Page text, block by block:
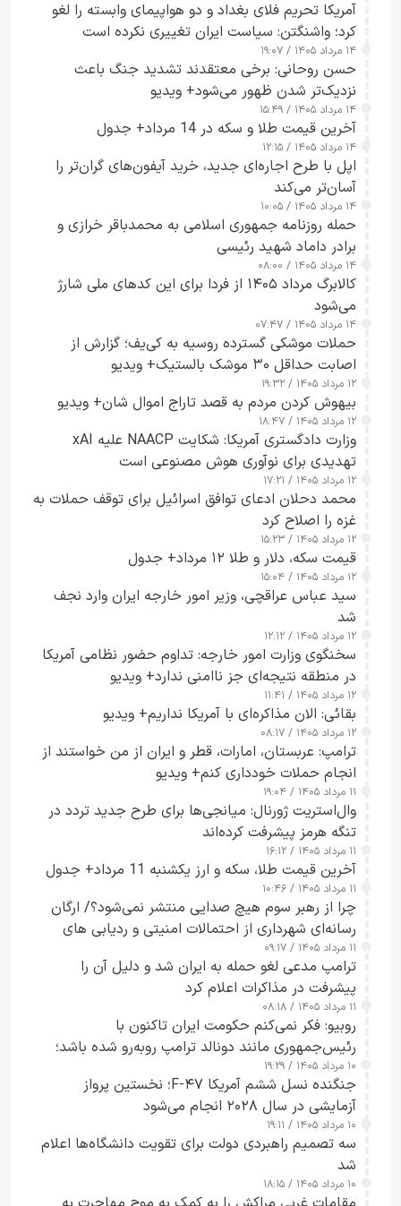
آمریکا تحریم فلای بغداد و دو هواپیمای وابسته را لغو
کرد؛ واشنگتن: سیاست ایران تغییری نکرده است
۱۴ مرداد ۱۴۰۵ / ۱۹:۰۷
حسن روحانی: برخی معتقدند تشدید جنگ باعث
نزدیک‌تر شدن ظهور می‌شود+ ویدیو
۱۴ مرداد ۱۴۰۵ / ۱۵:۴۹
آخرین قیمت طلا و سکه در 14 مرداد+ جدول
۱۴ مرداد ۱۴۰۵ / ۱۲:۱۵
اپل با طرح اجاره‌ای جدید، خرید آیفون‌های گران‌تر را
آسان‌تر می‌کند
۱۴ مرداد ۱۴۰۵ / ۱۰:۰۵
حمله روزنامه جمهوری اسلامی به محمدباقر خرازی و
برادر داماد شهید رئیسی
۱۴ مرداد ۱۴۰۵ / ۰۸:۰۰
کالابرگ مرداد ۱۴۰۵ از فردا برای این کدهای ملی شارژ
می‌شود
۱۴ مرداد ۱۴۰۵ / ۰۷:۴۷
حملات موشکی گسترده روسیه به کی‌یف؛ گزارش از
اصابت حداقل ۳۰ موشک بالستیک+ ویدیو
۱۲ مرداد ۱۴۰۵ / ۱۹:۳۲
بیهوش کردن مردم به قصد تاراج اموال شان+ ویدیو
۱۲ مرداد ۱۴۰۵ / ۱۸:۴۷
وزارت دادگستری آمریکا: شکایت NAACP علیه xAI
تهدیدی برای نوآوری هوش مصنوعی است
۱۲ مرداد ۱۴۰۵ / ۱۷:۲۱
محمد دحلان ادعای توافق اسرائیل برای توقف حملات به
غزه را اصلاح کرد
۱۲ مرداد ۱۴۰۵ / ۱۵:۲۳
قیمت سکه، دلار و طلا ۱۲ مرداد+ جدول
۱۲ مرداد ۱۴۰۵ / ۱۵:۰۴
سید عباس عراقچی، وزیر امور خارجه ایران وارد نجف
شد
۱۲ مرداد ۱۴۰۵ / ۱۲:۱۲
سخنگوی وزارت امور خارجه: تداوم حضور نظامی آمریکا
در منطقه نتیجه‌ای جز ناامنی ندارد+ ویدیو
۱۲ مرداد ۱۴۰۵ / ۱۱:۴۱
بقائی: الان مذاکره‌ای با آمریکا نداریم+ ویدیو
۱۲ مرداد ۱۴۰۵ / ۰۸:۱۷
ترامپ: عربستان، امارات، قطر و ایران از من خواستند از
انجام حملات خودداری کنم+ ویدیو
۱۱ مرداد ۱۴۰۵ / ۱۹:۰۴
وال‌استریت ژورنال: میانجی‌ها برای طرح جدید تردد در
تنگه هرمز پیشرفت کرده‌اند
۱۱ مرداد ۱۴۰۵ / ۱۶:۱۲
آخرین قیمت طلا، سکه و ارز یکشنبه 11 مرداد+ جدول
۱۱ مرداد ۱۴۰۵ / ۱۰:۴۶
چرا از رهبر سوم هیچ صدایی منتشر نمی‌شود؟/ ارگان
رسانه‌ای شهرداری از احتمالات امنیتی و ردیابی های
جاسوسی گفت
۱۱ مرداد ۱۴۰۵ / ۰۹:۱۷
ترامپ مدعی لغو حمله به ایران شد و دلیل آن را
پیشرفت در مذاکرات اعلام کرد
۱۱ مرداد ۱۴۰۵ / ۰۸:۱۸
روبیو: فکر نمی‌کنم حکومت ایران تاکنون با
رئیس‌جمهوری مانند دونالد ترامپ روبه‌رو شده باشد؛
کسی که واقعاً دست به اقدام می‌زند
۱۰ مرداد ۱۴۰۵ / ۱۹:۲۹
جنگنده نسل ششم آمریکا F-۴۷؛ نخستین پرواز
آزمایشی در سال ۲۰۲۸ انجام می‌شود
۱۰ مرداد ۱۴۰۵ / ۱۹:۱۱
سه تصمیم راهبردی دولت برای تقویت دانشگاه‌ها اعلام
شد
۱۰ مرداد ۱۴۰۵ / ۱۸:۱۵